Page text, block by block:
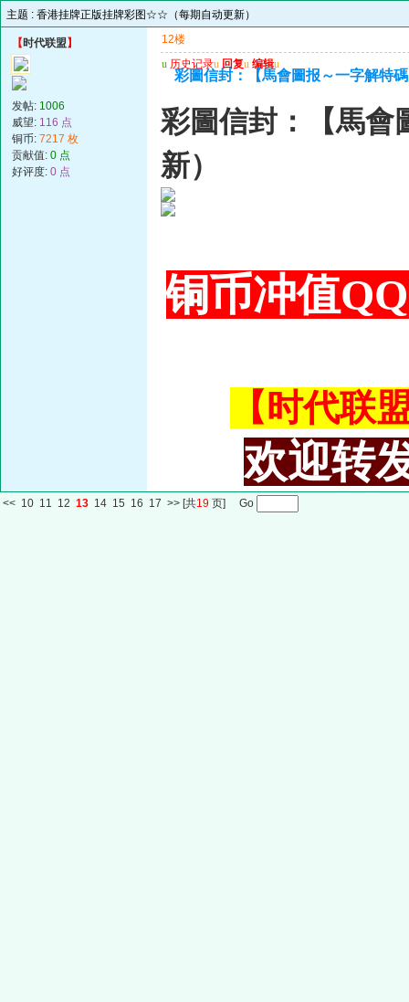
主题 : 香港挂牌正版挂牌彩图☆☆（每期自动更新）
【时代联盟 】
发帖: 1006
威望: 116 点
铜币: 7217 枚
贡献值: 0 点
好评度: 0 点
12楼
u 历史记录u 回复u 编辑u
彩圖信封：【馬會圖报～一字解特
彩圖信封：【馬
新）
铜币冲值
【时代联
欢迎转
<< 10 11 12 13 14 15 16 17 >> [共19 页] Go